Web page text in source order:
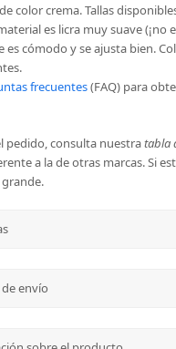
color crema. Tallas
es licra muy suave (¡no
es cómodo y se ajusta bien.
frecuentes(FAQ) para
pedido, consulta nuestratabla
a la de otras marcas. Si
envío